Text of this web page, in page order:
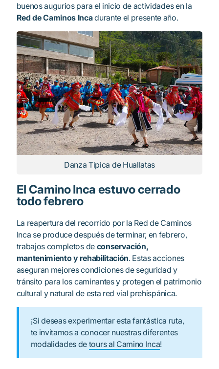
buenos augurios para el inicio de actividades en la
Red de Caminos Incadurante el presente año.
Danza Tipica de Huallatas
El Camino Inca estuvo cerrado
todo febrero
La reapertura del recorrido por la Red de Caminos
Inca se produce después de terminar, en febrero,
trabajos completos de conservación,
mantenimiento y rehabilitación. Estas acciones
aseguran mejores condiciones de seguridad y
tránsito para los caminantes y protegen el patrimonio
cultural y natural de esta red vial prehispánica.
¡Si deseas experimentar esta fantástica ruta,
te invitamos a conocer nuestras diferentes
modalidades de tours al Camino Inca!